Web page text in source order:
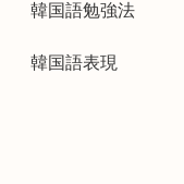
韓国語勉強法
韓国語表現